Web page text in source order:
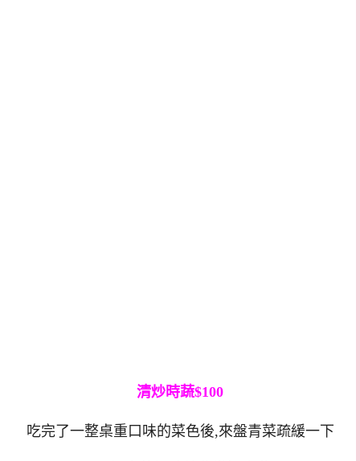
清炒時蔬$100
吃完了一整桌重口味的菜色後,來盤青菜疏緩一下